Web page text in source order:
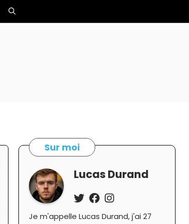
Sur moi
Lucas Durand
Je m'appelle Lucas Durand, j'ai 27